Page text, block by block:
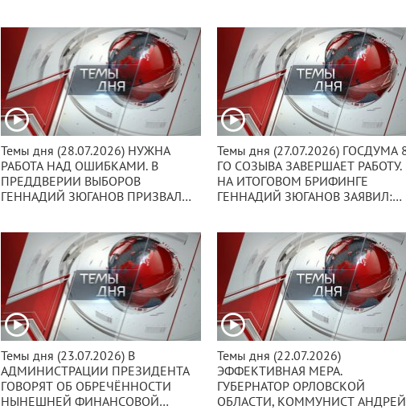
го созыва.
СОХРАНЕНИЯ СУВЕРЕНИТЕТА
СТРАНЫ.
Темы дня (28.07.2026) НУЖНА
РАБОТА НАД ОШИБКАМИ. В
ПРЕДДВЕРИИ ВЫБОРОВ
ГЕННАДИЙ ЗЮГАНОВ ПРИЗВАЛ
РЕЗУЛЬТАТИВНОМУ ДИАЛОГУ.
Темы дня (27.07.2026) ГОСДУМА
ГО СОЗЫВА ЗАВЕРШАЕТ РАБОТУ.
НА ИТОГОВОМ БРИФИНГЕ
ГЕННАДИЙ ЗЮГАНОВ ЗАЯВИЛ:
ТОЛЬКО КПРФ.
Темы дня (23.07.2026) В
АДМИНИСТРАЦИИ ПРЕЗИДЕНТА
ГОВОРЯТ ОБ ОБРЕЧЁННОСТИ
НЫНЕШНЕЙ ФИНАНСОВОЙ
Темы дня (22.07.2026)
ЭФФЕКТИВНАЯ МЕРА.
ГУБЕРНАТОР ОРЛОВСКОЙ
ОБЛАСТИ, КОММУНИСТ АНДРЕЙ